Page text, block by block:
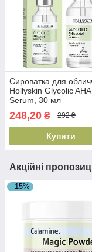
Сироватка для
Hollyskin Glycolic AHA
Serum, 30 мл
248,20 ₴ 292 ₴
Купити
Акційні
–15%